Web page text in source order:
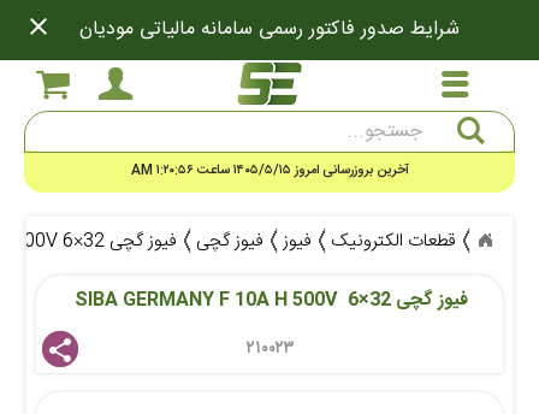
شرایط صدور فاکتور رسمی سامانه مالیاتی مودیان close
آخرین بروزرسانی امروز ۱۴۰۵/۵/۱۵ ساعت ۱:۲۰:۵۶ AM
قطعات الکترونیک فیوز فیوز گچی
فیوز گچی SIBA GERMANY F 10A H 500V 6×32
فیوز گچی SIBA GERMANY F 10A H 500V  6×32
۲۱۰۰۲۳ share